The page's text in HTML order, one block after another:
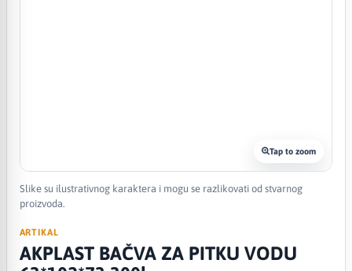
Tap to zoom
Slike su ilustrativnog karaktera i mogu se razlikovati od stvarnog
proizvoda.
ARTIKAL
AKPLAST BAČVA ZA PITKU VODU